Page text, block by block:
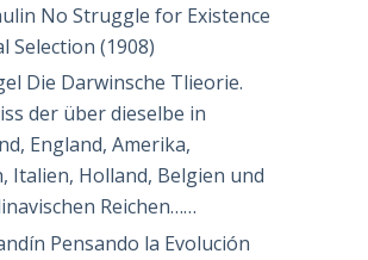
No Struggle for Existence
Selection (1908)
Die Darwinsche Tlieorie.
der über dieselbe in
England, Amerika,
Italien, Holland, Belgien und
Reichen……
Pensando la Evolución